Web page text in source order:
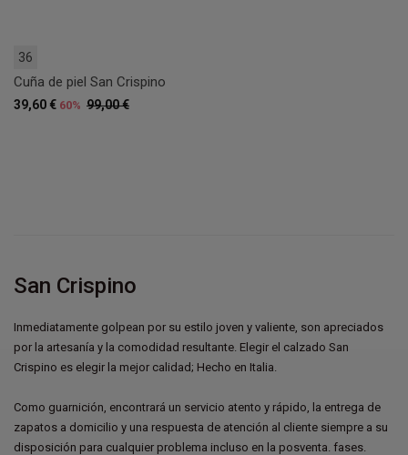
36
Cuña de piel San Crispino
99,00 €
39,60 € 60%
San Crispino
Inmediatamente golpean por su estilo joven y valiente, son apreciados
por la artesanía y la comodidad resultante. Elegir el calzado San
Crispino es elegir la mejor calidad; Hecho en Italia.
Como guarnición, encontrará un servicio atento y rápido, la entrega de
zapatos a domicilio y una respuesta de atención al cliente siempre a su
disposición para cualquier problema incluso en la posventa. fases.